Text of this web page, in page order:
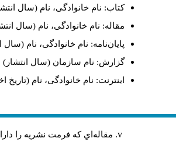
کتاب: نام خانوادگی، نام (سال
مقاله: نام خانوادگی، نام (سال
پایان‌نامه: نام خانوادگی، نام
گزارش: نام سازمان (سال انتشار)
اینترنت: نام خانوادگی، نام
مقاله‌اي كه فرمت نشريه را